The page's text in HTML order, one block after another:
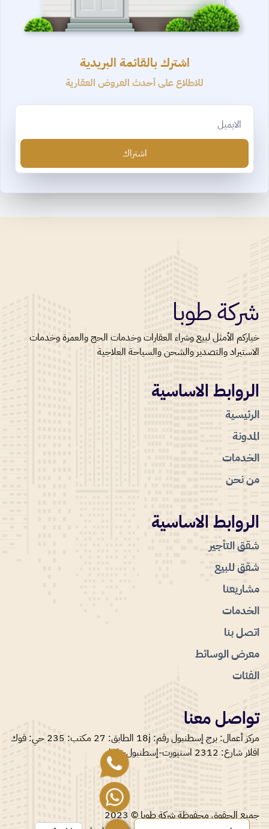
اشترك بالقائمة البريدية
للاطلاع على أحدث العروض العقارية
اشتراك
شركة طوبا
خياركم الأمثل لبيع وشراء العقارات وخدمات الحج والعمرة وخدمات
الاستيراد والتصدير والشحن والسياحة العلاجية
الروابط الاساسية
الرئيسية
المدونة
الخدمات
من نحن
الروابط الاساسية
شقق التأجير
شقق للبيع
مشاريعنا
الخدمات
اتصل بنا
معرض الوسائط
الفئات
تواصل معنا
مركز أعمال: برج إسطنبول رقم: 18j الطابق: 27 مكتب: 235 حي: قوك
افلار شارع: 2312 اسنيورت-إسطنبول-تركيا.
جميع الحقوق محفوظة شركة طوبا © 2023